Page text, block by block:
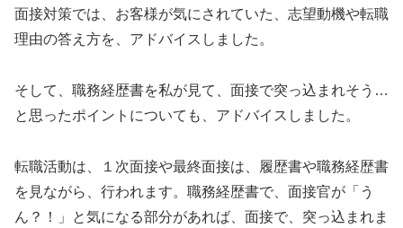
面接対策では、お客様が気にされていた、志望動機や転職
理由の答え方を、アドバイスしました。
そして、職務経歴書を私が見て、面接で突っ込まれそう…
と思ったポイントについても、アドバイスしました。
転職活動は、１次面接や最終面接は、履歴書や職務経歴書
を見ながら、行われます。職務経歴書で、面接官が「う
ん？！」と気になる部分があれば、面接で、突っ込まれま